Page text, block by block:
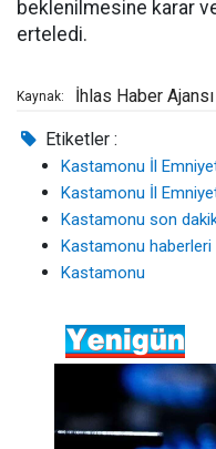
beklenilmesine karar
erteledi.
Kaynak: İhlas Haber Ajansı
Etiketler :
Kastamonu İl
Kastamonu İl
Kastamonu son
Kastamonu haberleri
Kastamonu